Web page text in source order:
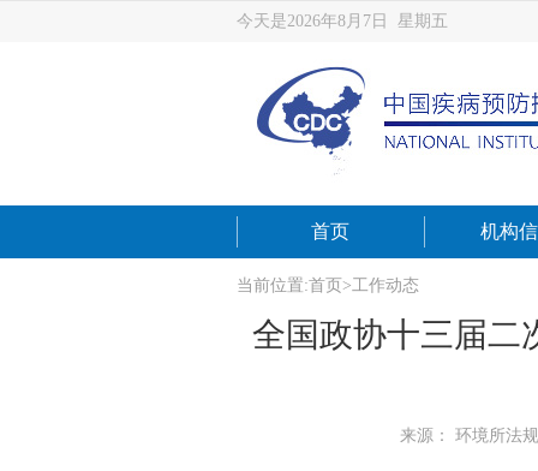
今天是2026年8月7日 星期五
首页 机构
当前位置:首页 >工作动态
全国政协十三届二
来源： 环境所法